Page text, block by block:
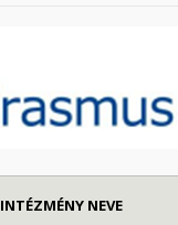
INTÉZMÉNY NEVE